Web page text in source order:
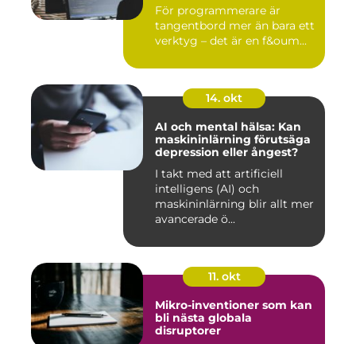
För programmerare är
tangentbord mer än bara ett
verktyg – det är en f&oum...
14. okt
AI och mental hälsa: Kan
maskininlärning förutsäga
depression eller ångest?
I takt med att artificiell
intelligens (AI) och
maskininlärning blir allt mer
avancerade ö...
11. okt
Mikro-inventioner som kan
bli nästa globala
disruptorer